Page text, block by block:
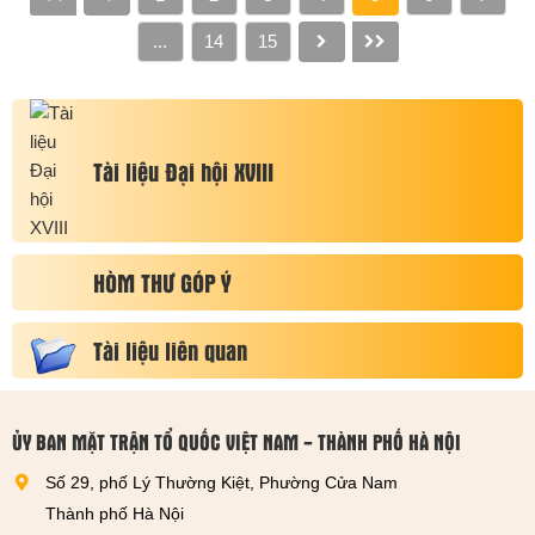
Biển, đảo Việt Nam” năm
2019.
... 14 15
Tài liệu Đại hội XVIII
HÒM THƯ GÓP Ý
Tài liệu liên quan
ỦY BAN MẶT TRẬN TỔ QUỐC VIỆT NAM - THÀNH PHỐ HÀ NỘI
Số 29, phố Lý Thường Kiệt, Phường Cửa Nam
Thành phố Hà Nội